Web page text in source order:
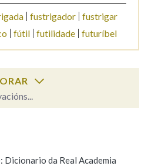
fustrigador fustrigar
fútil futilidade futuríbel
Dicionario da Real Academia